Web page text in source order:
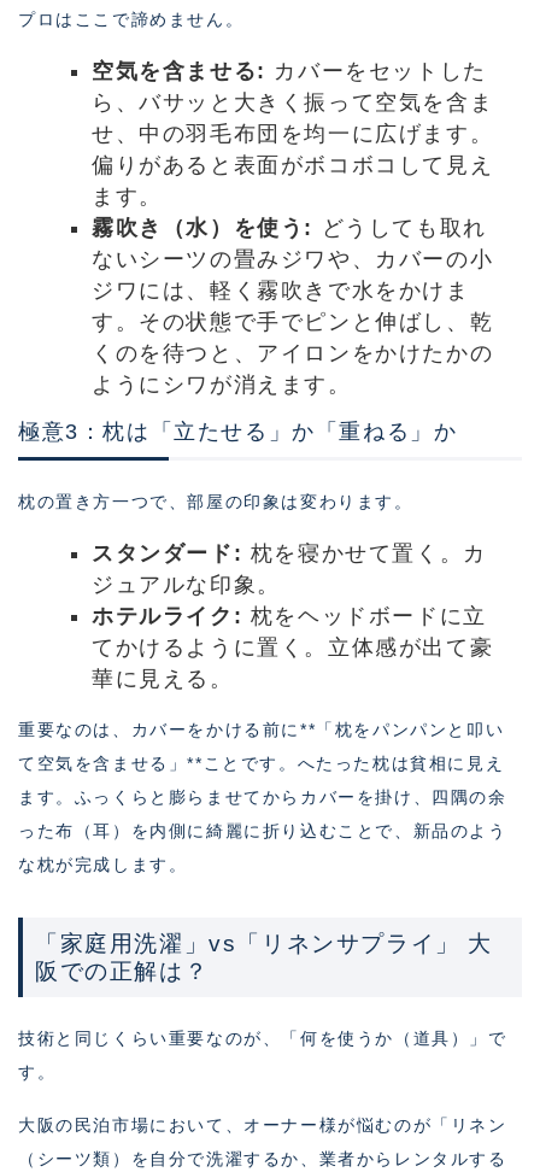
プロはここで諦めません。
空気を含ませる: カバーをセットした
ら、バサッと大きく振って空気を含ま
せ、中の羽毛布団を均一に広げます。
偏りがあると表面がボコボコして見え
ます。
霧吹き（水）を使う:
どうしても取れ
ないシーツの畳みジワや、カバーの小
ジワには、軽く霧吹きで水をかけま
す。その状態で手でピンと伸ばし、乾
くのを待つと、アイロンをかけたかの
ようにシワが消えます。
極意3：枕は「立たせる」か「重ねる」か
枕の置き方一つで、部屋の印象は変わります。
スタンダード: 枕を寝かせて置く。カ
ジュアルな印象。
ホテルライク: 枕をヘッドボードに立
てかけるように置く。立体感が出て豪
華に見える。
重要なのは、カバーをかける前に**「枕をパンパンと叩い
て空気を含ませる」**ことです。へたった枕は貧相に見え
ます。ふっくらと膨らませてからカバーを掛け、四隅の余
った布（耳）を内側に綺麗に折り込むことで、新品のよう
な枕が完成します。
「家庭用洗濯」vs「リネンサプライ」 大
阪での正解は？
技術と同じくらい重要なのが、「何を使うか（道具）」で
す。
大阪の民泊市場において、オーナー様が悩むのが「リネン
（シーツ類）を自分で洗濯するか、業者からレンタルする